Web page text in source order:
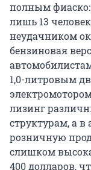
полным
лишь 13
неудачником
бензиновая
1,0-литровым
лизинг
структурам, а в
розничную
слишком
400 долларов,